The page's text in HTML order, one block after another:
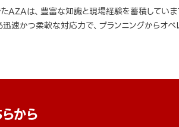
AZAは、豊富な知識と現場経験を蓄積していま
速かつ柔軟な対応力で、プランニングからオペ
から